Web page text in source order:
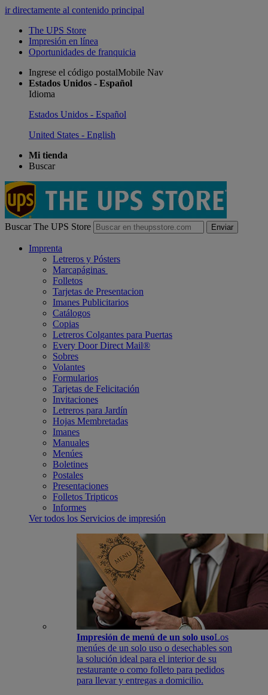
ir directamente al contenido principal
The UPS Store
Impresión en línea
Oportunidades de franquicia
Ingrese el código postalMobile Nav
Estados Unidos - Español
Idioma
Estados Unidos - Español
United States - English
Mi tienda
Buscar
Buscar The UPS Store Enviar
Imprenta
Letreros y Pósters
Marcapáginas
Folletos
Tarjetas de Presentacion
Imanes Publicitarios
Catálogos
Copias
Letreros Colgantes para Puertas
Every Door Direct Mail®
Sobres
Volantes
Formularios
Tarjetas de Felicitación
Invitaciones
Letreros para Jardín
Hojas Membretadas
Imanes
Manuales
Menúes
Boletines
Postales
Presentaciones
Folletos Tripticos
Informes
Ver todos los Servicios de impresión
Impresión de menú de un solo usoLos
menúes de un solo uso o desechables son
la solución ideal para el interior de su
restaurante o como folleto para pedidos
para llevar y entregas a domicilio.